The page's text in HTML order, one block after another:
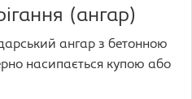
(ангар)
ангар з бетонною
насипається купою або